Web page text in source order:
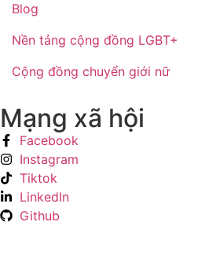
Blog
Nền tảng cộng đồng LGBT+
Cộng đồng chuyển giới nữ
Mạng xã hội
Facebook
Instagram
Tiktok
LinkedIn
Github